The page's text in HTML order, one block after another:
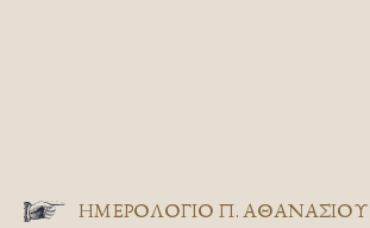
ΗΜΕΡΟΛΟΓΙΟ Π. ΑΘΑΝΑΣΙΟΥ